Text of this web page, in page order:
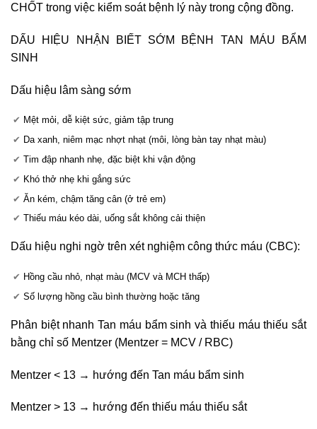
CHỐT trong việc kiểm soát bệnh lý này trong cộng đồng.
DẤU HIỆU NHẬN BIẾT SỚM BỆNH TAN MÁU BẨM
SINH
Dấu hiệu lâm sàng sớm
Mệt mỏi, dễ kiệt sức, giảm tập trung
Da xanh, niêm mạc nhợt nhạt (môi, lòng bàn tay nhạt màu)
Tim đập nhanh nhẹ, đặc biệt khi vận động
Khó thở nhẹ khi gắng sức
Ăn kém, chậm tăng cân (ở trẻ em)
Thiếu máu kéo dài, uống sắt không cải thiện
Dấu hiệu nghi ngờ trên xét nghiệm công thức máu (CBC):
Hồng cầu nhỏ, nhạt màu (MCV và MCH thấp)
Số lượng hồng cầu bình thường hoặc tăng
Phân biệt nhanh Tan máu bẩm sinh và thiếu máu thiếu sắt
bằng chỉ số Mentzer (Mentzer = MCV / RBC)
Mentzer < 13 → hướng đến Tan máu bẩm sinh
Mentzer > 13 → hướng đến thiếu máu thiếu sắt